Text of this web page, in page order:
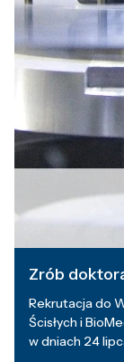
Zrób
Rekrutacja do
Ścisłych i
w dniach 24